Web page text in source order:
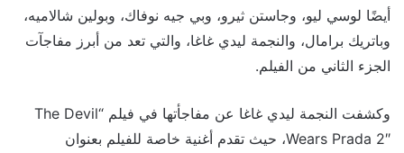
أيضًا لوسي ليو، وجاستن ثيرو، وبي جيه نوفاك، وبولين شالاميه،
وباتريك برامال، والنجمة ليدي غاغا، والتي تعد من أبرز مفاجآت
الجزء الثاني من الفيلم.
وكشفت النجمة ليدي غاغا عن مفاجأتها في فيلم “The Devil
Wears Prada 2″، حيث تقدم أغنية خاصة للفيلم بعنوان